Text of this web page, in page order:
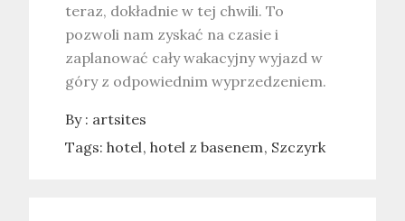
teraz, dokładnie w tej chwili. To
pozwoli nam zyskać na czasie i
zaplanować cały wakacyjny wyjazd w
góry z odpowiednim wyprzedzeniem.
By : artsites
Tags:hotel hotel z basenem Szczyrk